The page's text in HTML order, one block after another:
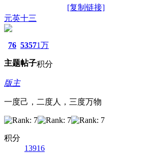
[复制链接]
元英十三
76
主题
5357
帖子
1万
积分
版主
一度己，二度人，三度万物
积分
13916